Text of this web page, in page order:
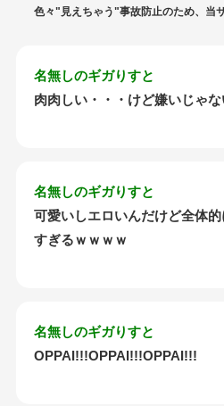
色々"見えちゃう"事故防止のため、当
名無しのギガりすと
肉肉しい・・・けど嫌いじゃな
名無しのギガりすと
可愛いしエロいんだけど全体
すぎるｗｗｗｗ
名無しのギガりすと
OPPAI!!!OPPAI!!!OPPAI!!!